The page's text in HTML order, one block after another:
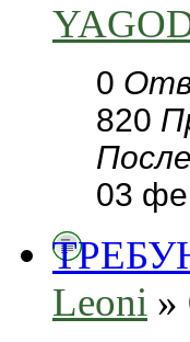
0
820
03
Leoni »